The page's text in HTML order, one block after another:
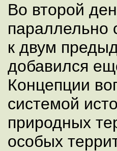
Во второй
параллельно
к двум
добавился
Концепции
системой
природных
особых